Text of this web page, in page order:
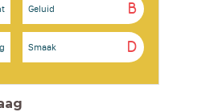
B
Geluid
D
Smaak